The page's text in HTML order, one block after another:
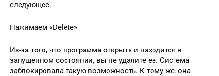
следующее.
Нажимаем «Delete»
Из-за того, что программа открыта и находится в
запущенном состоянии, вы не удалите ее. Система
заблокировала такую возможность. К тому же, она